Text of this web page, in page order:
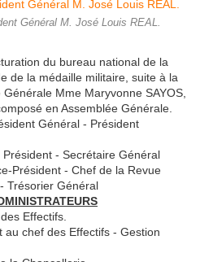
Général M. José Louis REAL.
du bureau national de la
de la médaille militaire, suite à la
Mme Maryvonne SAYOS,
en Assemblée Générale.
Général - Président
- Secrétaire Général
Président - Chef de la Revue
Trésorier Général
Effectifs.
au chef des Effectifs - Gestion